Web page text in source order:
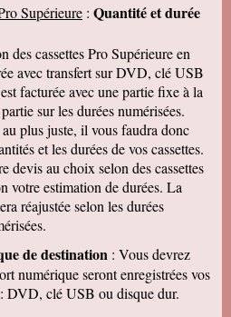
colis et vous remercie d'
délicat . J'ai visionné
pour ma part satisfait , je
sera très heureux de
Merci beaucoup
traitement de ma commande,
professionalisme et
se présente de vous
ferai avec plaisir.
Supérieure : Quantité et durée
des cassettes Pro Supérieure en
avec transfert sur DVD, clé USB
facturée avec une partie fixe à la
sur les durées numérisées.
plus juste, il vous faudra donc
et les durées de vos cassettes.
devis au choix selon des cassettes
votre estimation de durées. La
réajustée selon les durées
de destination : Vous devrez
numérique seront enregistrées vos
: DVD, clé USB ou disque dur.